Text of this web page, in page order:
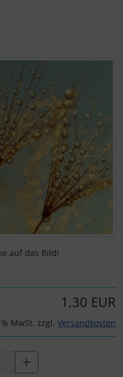
exitiert, können Sie die
auf das Bild!
1,30 EUR
MwSt. zzgl. Versandkosten